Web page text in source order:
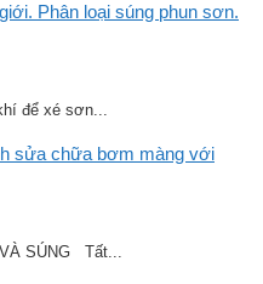
Phân loại súng phun sơn.
để xé sơn...
sửa chữa bơm màng với
SÚNG Tất...